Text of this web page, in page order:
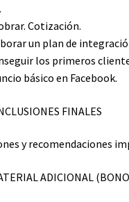
Cotización.
un plan de
los primeros
básico en Facebook.
FINALES
y recomendaciones
ADICIONAL